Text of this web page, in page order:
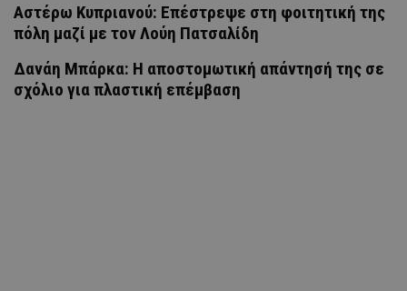
Αστέρω Κυπριανού: Επέστρεψε στη φοιτητική της
πόλη μαζί με τον Λούη Πατσαλίδη
Δανάη Μπάρκα: Η αποστομωτική απάντησή της σε
σχόλιο για πλαστική επέμβαση